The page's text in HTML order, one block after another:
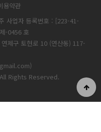
용약관
사업자 등록번호 : [223-41-
-0456 호
제구 토현로 10 (연산동) 117-
Rights Reserved.